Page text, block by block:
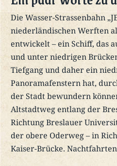
Die Wasser-Strassenbahn
niederländischen Werften
entwickelt – ein Schiff, das
und unter niedrigen
Tiefgang und daher ein
Panoramafenstern hat,
der Stadt bewundern
Altstadtweg entlang der
Richtung Breslauer
der obere Oderweg – in
Kaiser-Brücke.